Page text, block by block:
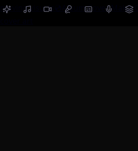
moving visuals
Album Cover Maker